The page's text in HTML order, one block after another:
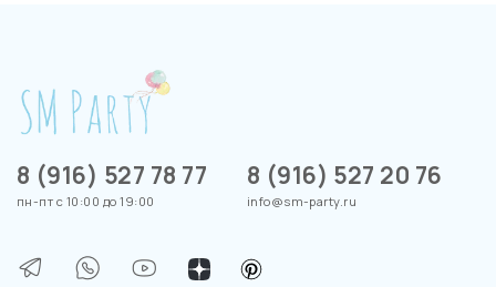
8 (916) 527 78 77
пн-пт с 10:00 до 19:00
8 (916) 527 20 76
info@sm-party.ru